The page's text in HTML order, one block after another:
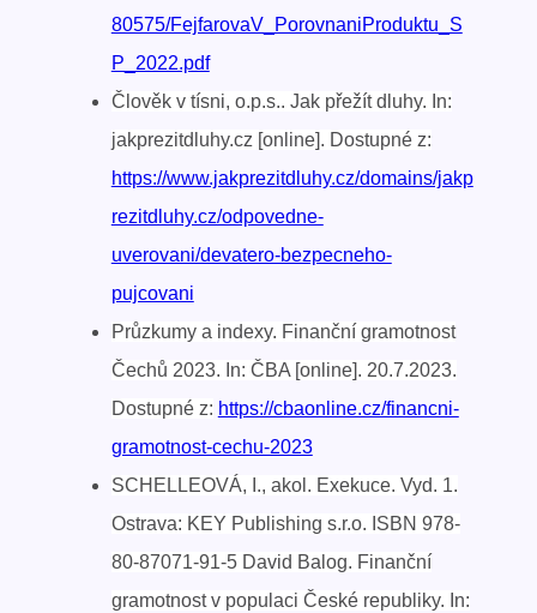
80575/FejfarovaV_PorovnaniProduktu_S
P_2022.pdf
Člověk v tísni, o.p.s.. Jak přežít dluhy. In:
jakprezitdluhy.cz [online]. Dostupné z:
https://www.jakprezitdluhy.cz/domains/jakp
rezitdluhy.cz/odpovedne-
uverovani/devatero-bezpecneho-
pujcovani
Průzkumy a indexy. Finanční gramotnost
Čechů 2023. In: ČBA [online]. 20.7.2023.
Dostupné z: https://cbaonline.cz/financni-
gramotnost-cechu-2023
SCHELLEOVÁ, I., akol. Exekuce. Vyd. 1.
Ostrava: KEY Publishing s.r.o. ISBN 978-
80-87071-91-5 David Balog. Finanční
gramotnost v populaci České republiky. In: